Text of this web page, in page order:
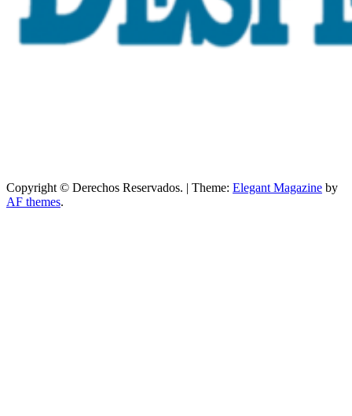
Copyright © Derechos Reservados. | Theme: Elegant Magazine by
AF themes.